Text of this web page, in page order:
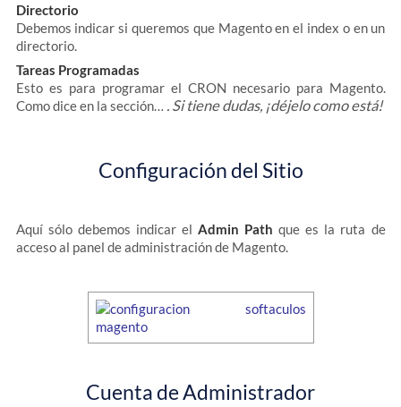
Directorio
Debemos indicar si queremos que Magento en el index o en un
directorio.
Tareas Programadas
Esto es para programar el CRON necesario para Magento.
Como dice en la sección… . Si tiene dudas, ¡déjelo como está!
Configuración del Sitio
Aquí sólo debemos indicar el Admin Path que es la ruta de
acceso al panel de administración de Magento.
Cuenta de Administrador